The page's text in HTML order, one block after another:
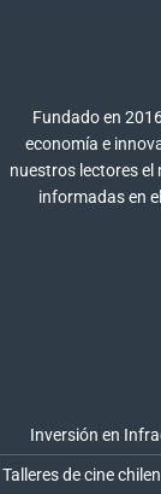
Fundado en
economía e
nuestros lectores el
informadas en
Inversión en
Talleres de cine